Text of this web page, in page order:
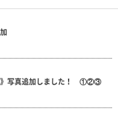
写真追加しました！ ①②③